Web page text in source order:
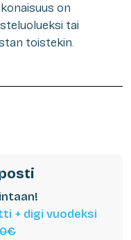
on
tai
toistekin.
+ digi vuodeksi